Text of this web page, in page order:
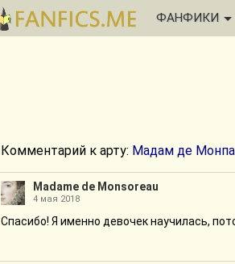
ФАНФИКИ
Комментарий к арту: Мадам де
Madame de Monsoreau
4 мая 2018
Спасибо! Я именно девочек научилась,